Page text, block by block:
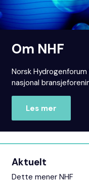
Om NHF
Norsk
nasjonal
Les mer
Aktuelt
Dette mener NHF